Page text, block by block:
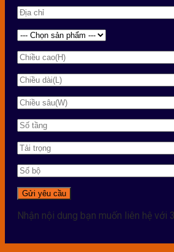
Nhận nội dung bạn muốn liên hệ với